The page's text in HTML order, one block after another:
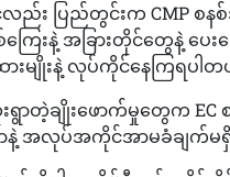
င့်လည်း ပြည်တွင်းက CMP
စ်ကြေးနဲ့ အခြားတိုင်တွေ
းမျိုးနဲ့ လုပ်ကိုင်နေကြရပါတ
တဲ့ချိုးဖောက်မှုတွေက EC စ
နဲ့ အလုပ်အကိုင်အာမခံချက်မ